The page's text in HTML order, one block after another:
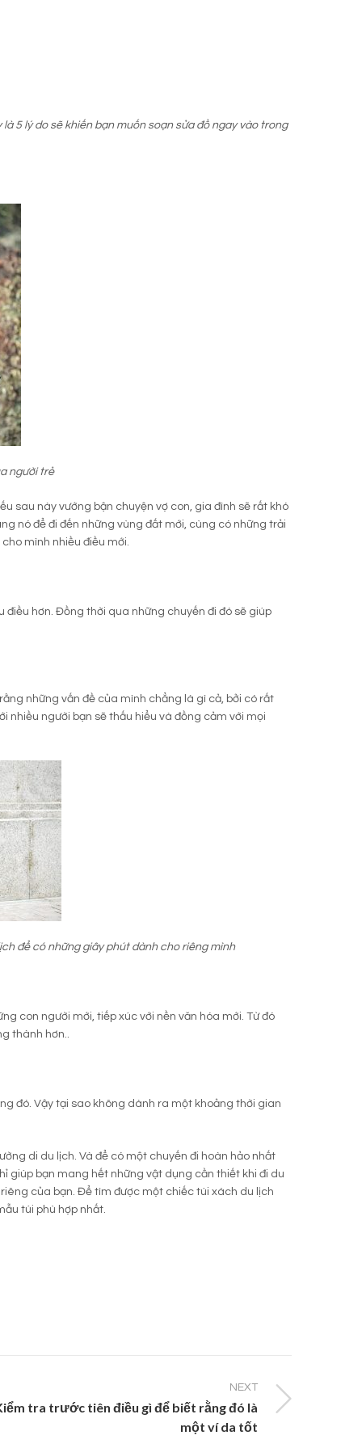
5 lý do sẽ khiến bạn muốn soạn sửa đồ ngay vào trong
người trẻ
sau này vướng bận chuyện vợ con, gia đình sẽ rất khó
nó để đi đến những vùng đất mới, cùng có những trải
mình nhiều điều mới.
điều hơn. Đồng thời qua những chuyến đi đó sẽ giúp
những vấn đề của mình chẳng là gì cả, bởi có rất
nhiều người bạn sẽ thấu hiểu và đồng cảm với mọi
để có những giây phút dành cho riêng mình
con người mới, tiếp xúc với nền văn hóa mới. Từ đó
thành hơn..
đó. Vậy tại sao không dành ra một khoảng thời gian
di du lịch. Và để có một chuyến đi hoàn hảo nhất
giúp bạn mang hết những vật dụng cần thiết khi đi du
của bạn. Để tìm được một chiếc túi xách du lịch
túi phù hợp nhất.
NEXT
tra trước tiên điều gì để biết rằng đó là
một ví da tốt